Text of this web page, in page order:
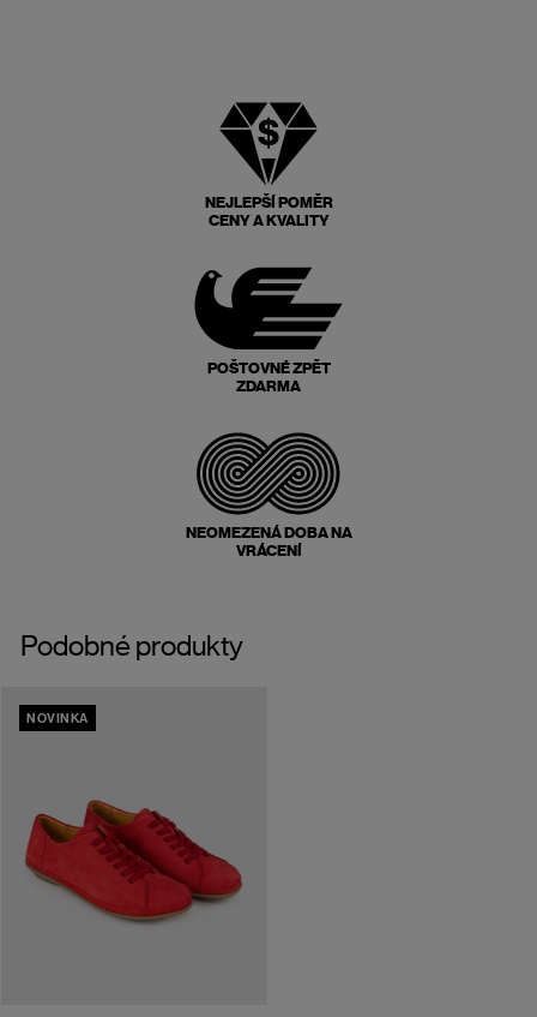
NEJLEPŠÍ POMĚR
CENY A KVALITY
POŠTOVNÉ ZPĚT
ZDARMA
NEOMEZENÁ DOBA NA
VRÁCENÍ
Podobné produkty
NOVINKA